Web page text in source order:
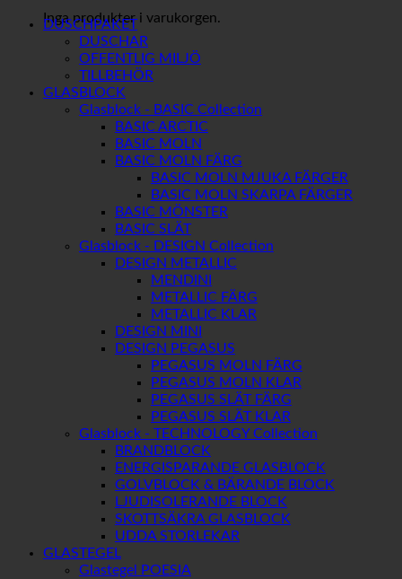
Inga produkter i varukorgen.
mm
mängd
DUSCHPAKET
DUSCHAR
OFFENTLIG MILJÖ
TILLBEHÖR
GLASBLOCK
Glasblock - BASIC Collection
BASIC ARCTIC
BASIC MOLN
BASIC MOLN FÄRG
BASIC MOLN MJUKA FÄRGER
BASIC MOLN SKARPA FÄRGER
BASIC MÖNSTER
BASIC SLÄT
Glasblock - DESIGN Collection
DESIGN METALLIC
MENDINI
METALLIC FÄRG
METALLIC KLAR
DESIGN MINI
DESIGN PEGASUS
PEGASUS MOLN FÄRG
PEGASUS MOLN KLAR
PEGASUS SLÄT FÄRG
PEGASUS SLÄT KLAR
Glasblock - TECHNOLOGY Collection
BRANDBLOCK
ENERGISPARANDE GLASBLOCK
GOLVBLOCK & BÄRANDE BLOCK
LJUDISOLERANDE BLOCK
SKOTTSÄKRA GLASBLOCK
UDDA STORLEKAR
GLASTEGEL
Glastegel POESIA